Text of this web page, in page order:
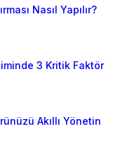
Nasıl Yapılır?
3 Kritik Faktör
Akıllı Yönetin